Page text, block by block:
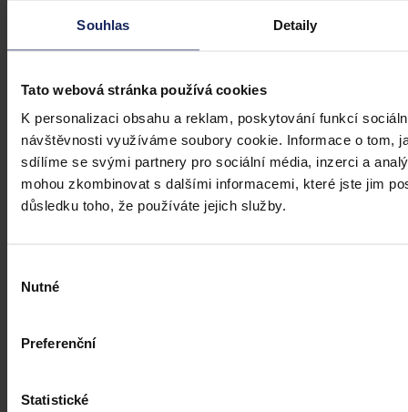
Souhlas Detaily
Tato webová stránka používá cookies
K personalizaci obsahu a reklam, poskytování funkcí
návštěvnosti využíváme soubory cookie. Informace o tom,
sdílíme se svými partnery pro sociální média, inzerci a
mohou zkombinovat s dalšími informacemi, které jste jim
důsledku toho, že používáte jejich služby.
souhlasu
Nutné
Preferenční
Statistické
republice zpoždění.
Ivona Tajšlová • 4. srpna 2026, 07:18